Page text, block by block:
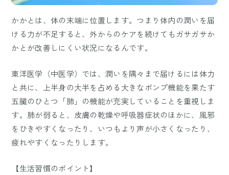
かかとは、体の末端に位置します。つまり体内の潤いを届
ける力が不足すると、外からのケアを続けてもガサガサか
かとが改善しにくい状況になるんです。
東洋医学（中医学）では、潤いを隅々まで届けるには体力
と共に、上半身の大半を占める大きなポンプ機能を果たす
五臓のひとつ「肺」の機能が充実していることを重視しま
す。肺が弱ると、皮膚の乾燥や呼吸器症状のほかに、風邪
をひきやすくなったり、いつもより声が小さくなったり、
疲れやすくなったりします。
【生活習慣のポイント】